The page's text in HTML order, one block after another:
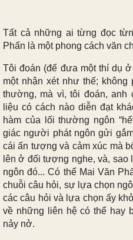
Tất cả những ai từng đọc
Phấn là một phong cách văn
Tôi đoán (để đưa một thí dụ
một nhận xét như thế;
thường, mà vì, tôi đoán, anh
liệu có cách nào diễn đạt
hàm của lối thường ngôn
giác người phát ngôn gửi
cái ấn tượng và cảm xúc mà
lên ở đối tượng nghe, và, sao
ngôn đó... Có thể Mai Văn
chuỗi câu hỏi, sự lựa chọn
các câu hỏi và lựa chọn ấy
về những liên hệ có thể hay
nảy nở.